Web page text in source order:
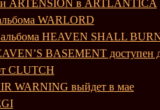
ARTENSION в ARTLANTICA
WARLORD
альбома HEAVEN SHALL
BASEMENT доступен
CLUTCH
WARNING выйдет в мае